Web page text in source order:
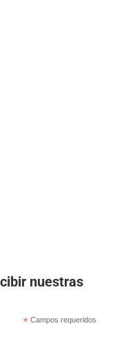
nuestras
* Campos requeridos